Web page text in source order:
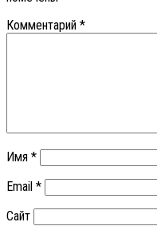
Комментарий *
Имя *
Email *
Сайт